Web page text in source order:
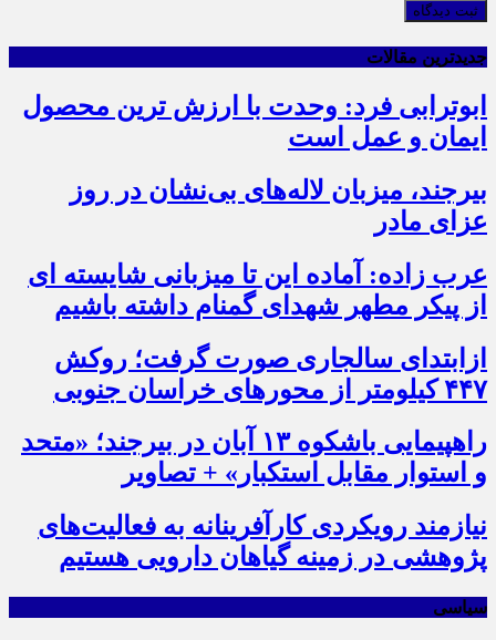
ثبت دیدگاه
جدیدترین مقالات
ابوترابی فرد: وحدت با ارزش ترین محصول
ایمان و عمل است
بیرجند، میزبان لاله‌های بی‌نشان در روز
عزای مادر
عرب زاده: آماده این تا میزبانی شایسته ای
از پیکر مطهر شهدای گمنام داشته باشیم
ازابتدای سالجاری صورت گرفت؛ روکش
۴۴۷ کیلومتر از محورهای خراسان جنوبی
راهپیمایی باشکوه ۱۳ آبان در بیرجند؛ «متحد
و استوار مقابل استکبار» + تصاویر
نیازمند رویکردی کارآفرینانه به فعالیت‌های
پژوهشی در زمینه گیاهان دارویی هستیم
سیاسی